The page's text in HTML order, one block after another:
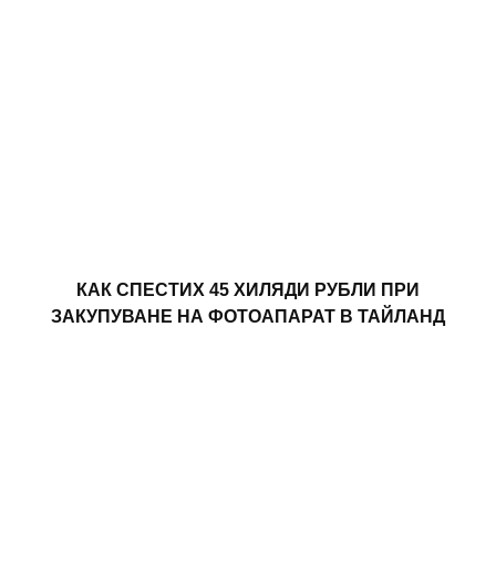
КАК СПЕСТИХ 45 ХИЛЯДИ РУБЛИ ПРИ
ЗАКУПУВАНЕ НА ФОТОАПАРАТ В ТАЙЛАНД